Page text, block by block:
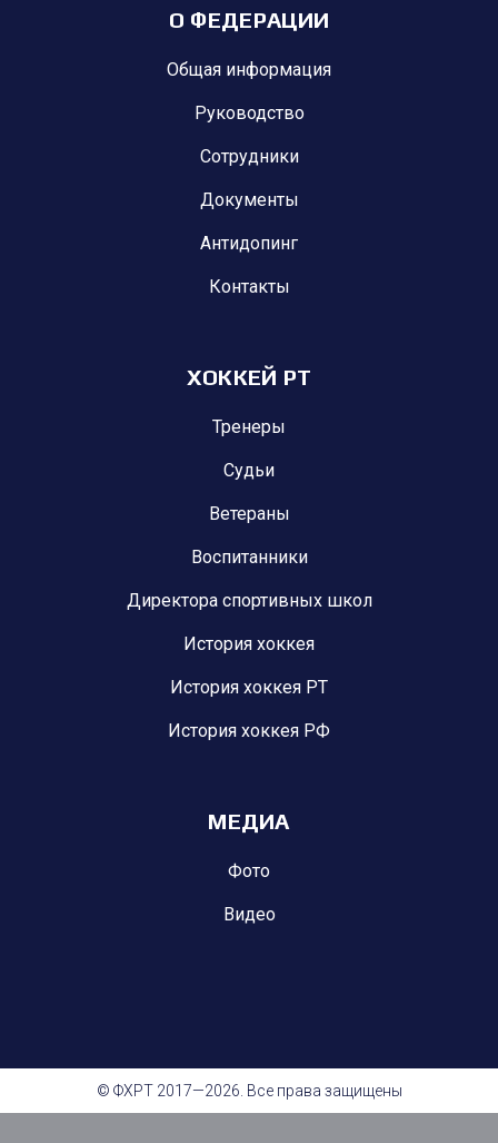
О ФЕДЕРАЦИИ
Общая информация
Руководство
Сотрудники
Документы
Антидопинг
Контакты
ХОККЕЙ РТ
Тренеры
Судьи
Ветераны
Воспитанники
Директора спортивных школ
История хоккея
История хоккея РТ
История хоккея РФ
МЕДИА
Фото
Видео
© ФХРТ 2017—2026. Все права защищены